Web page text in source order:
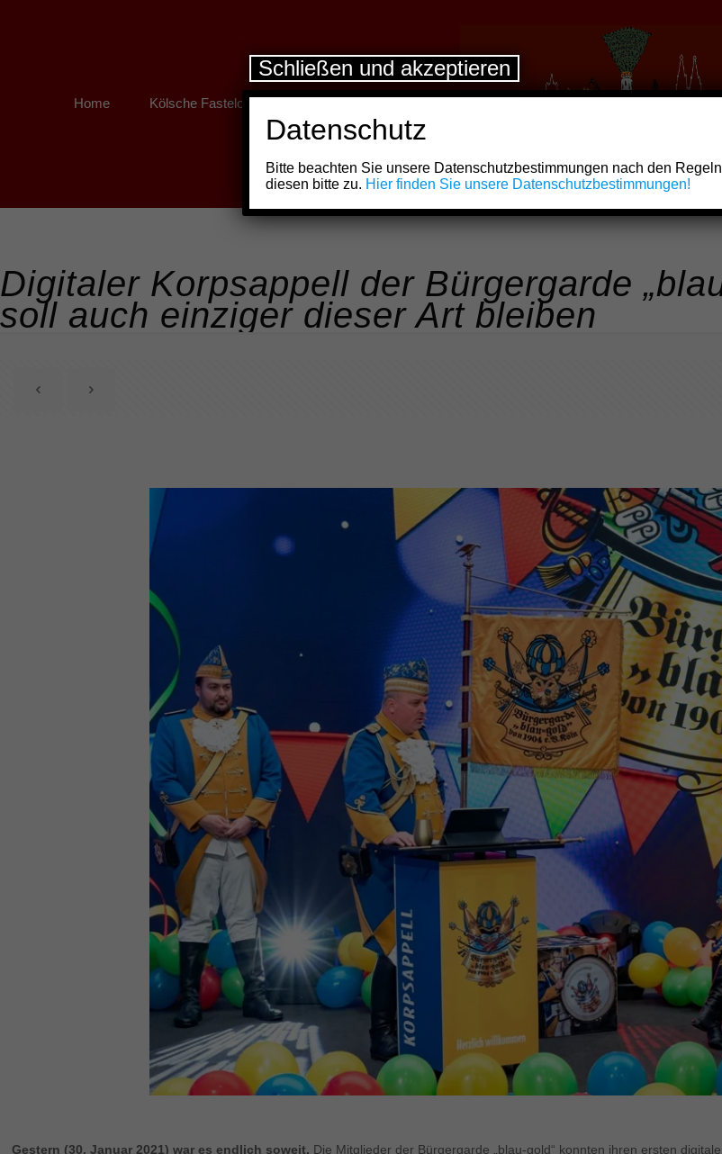
Home Kölsche Fastelovend
Digitaler Korpsappell der Bürgergarde
soll auch einziger dieser Art bleiben
Gestern (30. Januar 2021) war es endlich soweit. Die Mitglieder der Bürgergarde „blau-gold“ konnten ihren ersten
Datenschutz
Bitte beachten Sie unsere Datenschutzbestimmungen nach den
diesen bitte zu. Hier finden Sie unsere Datenschutzbestimmungen!
Schließen und akzeptieren